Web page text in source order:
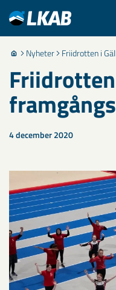
Nyheter Friidrotten i
4 december 2020